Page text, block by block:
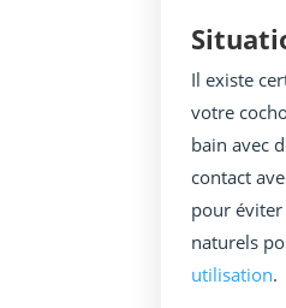
Il existe
votre
bain avec
contact
pour
naturels
utilisation.